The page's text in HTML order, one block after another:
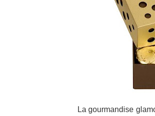
La gourmandise